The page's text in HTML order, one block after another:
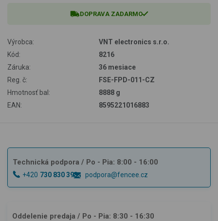
DOPRAVA ZADARMO
Výrobca:
VNT electronics s.r.o.
Kód:
8216
Záruka:
36 mesiace
Reg. č:
FSE-FPD-011-CZ
Hmotnosť bal:
8888 g
EAN:
8595221016883
Technická podpora / Po - Pia: 8:00 - 16:00
+420 730 830 393 podpora@fencee.cz
Oddelenie predaja / Po - Pia: 8:30 - 16:30